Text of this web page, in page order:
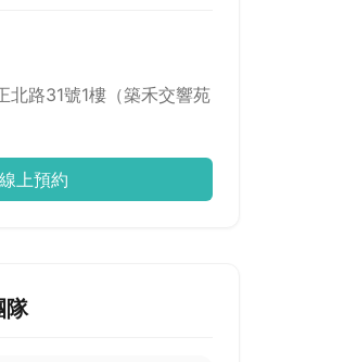
北路31號1樓（築禾交響苑
線上預約
隊